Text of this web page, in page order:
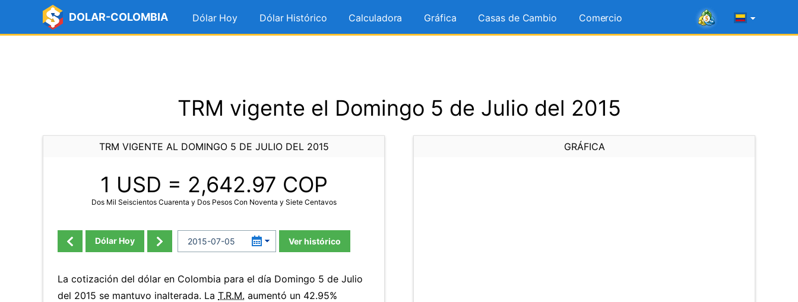
DOLAR-COLOMBIA Dólar Hoy Dólar Histórico Calculadora Gráfica Casas de Cambio Comercio
TRM vigente el Domingo 5 de Julio del 2015
TRM VIGENTE AL DOMINGO 5 DE JULIO DEL 2015
1 USD = 2,642.97 COP
Dos Mil Seiscientos Cuarenta y Dos Pesos Con Noventa y Siete Centavos
Dólar Hoy Ver histórico
La cotización del dólar en Colombia para el día Domingo 5 de Julio
del 2015 se mantuvo inalterada. La T.R.M. aumentó un 42.95%
GRÁFICA